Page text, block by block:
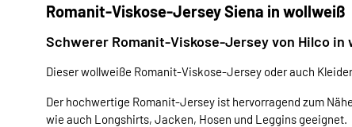
Romanit-Viskose-Jersey Siena in wollweiß
Schwerer Romanit-Viskose-Jersey von Hilco in
Dieser wollweiße Romanit-Viskose-Jersey oder auch
Der hochwertige Romanit-Jersey ist hervorragend zum
wie auch Longshirts, Jacken, Hosen und Leggins geeignet.